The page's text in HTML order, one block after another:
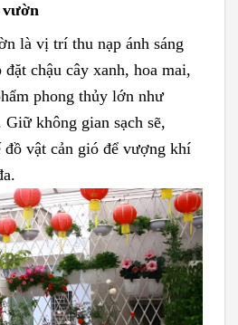
vườn
là vị trí thu nạp ánh sáng
chậu cây xanh, hoa mai,
phong thủy lớn như
không gian sạch sẽ,
đồ vật cản gió để vượng khí